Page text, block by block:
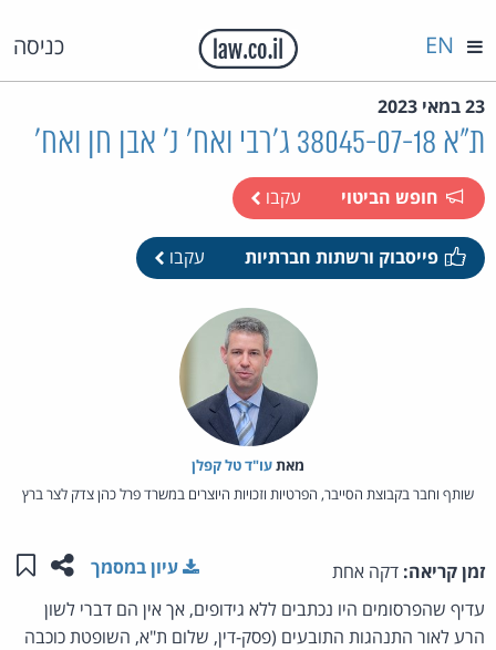
כניסה EN
23 במאי 2023
ת"א 38045-07-18 ג'רבי ואח' נ' אבן חן ואח'
חופש הביטוי עקבו
פייסבוק ורשתות חברתיות עקבו
מאת‏עו"ד טל קפלן
שותף וחבר בקבוצת הסייבר, הפרטיות וזכויות היוצרים במשרד פרל כהן צדק לצר ברץ
זמן קריאה: דקה אחת שתפו
עיון במסמך
עדיף שהפרסומים היו נכתבים ללא גידופים, אך אין הם דברי לשון
הרע לאור התנהגות התובעים (פסק-דין, שלום ת"א, השופטת כוכבה